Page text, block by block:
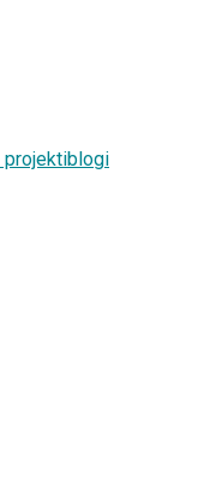
projektiblogi